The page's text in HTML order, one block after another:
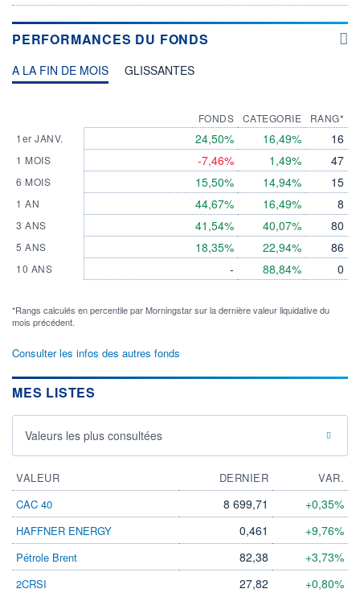
PERFORMANCES DU FONDS
A LA FIN DE MOIS GLISSANTES
1er JANV.
1 MOIS
6 MOIS
1 AN
3 ANS
5 ANS
10 ANS
FONDS
24,50%
-7,46%
15,50%
44,67%
41,54%
18,35%
-
CATEGORIE
16,49%
1,49%
14,94%
16,49%
40,07%
22,94%
88,84%
RANG*
16
47
15
8
80
86
0
*Rangs calculés en percentile par Morningstar sur la dernière valeur liquidative du
mois précédent.
Consulter les infos des autres fonds
MES LISTES
Valeurs les plus consultées
VALEUR DERNIER
VAR.
CAC 40
8 699,71 +0,35%
HAFFNER ENERGY 0,461 +9,76%
Pétrole Brent 82,38 +3,73%
2CRSI 27,82 +0,80%